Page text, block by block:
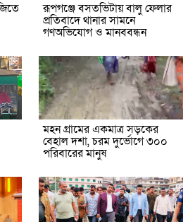
রূপগঞ্জে বসতভিটায় বালু ফেলার
প্রতিবাদে থানার সামনে
গণঅভিযোগ ও মানববন্ধন
মহন গ্রামের একমাত্র সড়কের
বেহাল দশা, চরম দুর্ভোগে ৩০০
পরিবারের মানুষ